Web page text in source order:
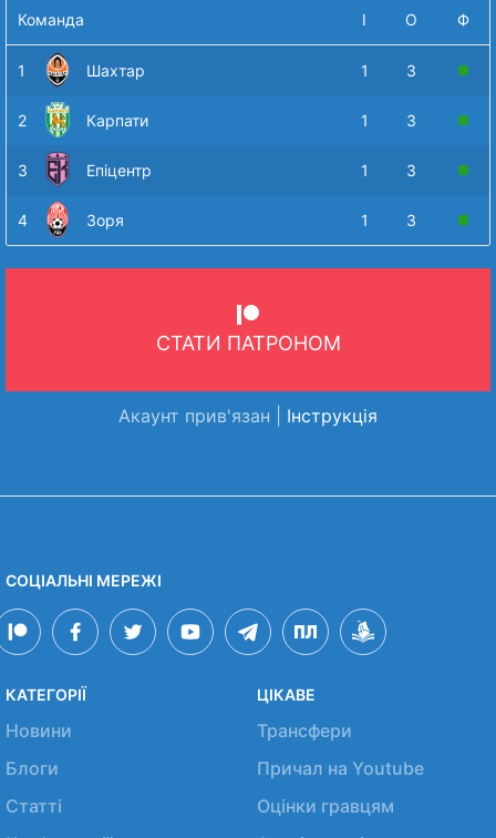
Команда І О Ф
1 Шахтар 1 3
2 Карпати 1 3
3 Епіцентр 1 3
4 Зоря 1 3
СТАТИ ПАТРОНОМ
Акаунт прив'язан | Інструкція
СОЦІАЛЬНІ МЕРЕЖІ
КАТЕГОРІЇ
Новини
Блоги
Статті
ЦІКАВЕ
Трансфери
Причал на Youtube
Оцінки гравцям